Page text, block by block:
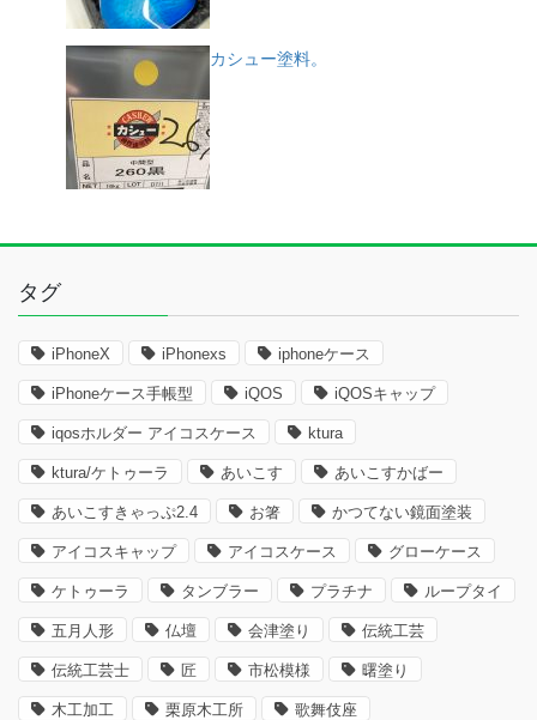
カシュー塗料。
タグ
iPhoneX iPhonexs iphoneケース
iPhoneケース手帳型 iQOS iQOSキャップ
iqosホルダー アイコスケース ktura
ktura/ケトゥーラ あいこす あいこすかばー
あいこすきゃっぷ2.4 お箸 かつてない鏡面塗装
アイコスキャップ アイコスケース グローケース
ケトゥーラ タンブラー プラチナ ループタイ
五月人形 仏壇 会津塗り 伝統工芸
伝統工芸士 匠 市松模様 曙塗り
木工加工 栗原木工所 歌舞伎座